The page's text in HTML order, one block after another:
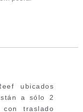
ubicados
a sólo 2
traslado